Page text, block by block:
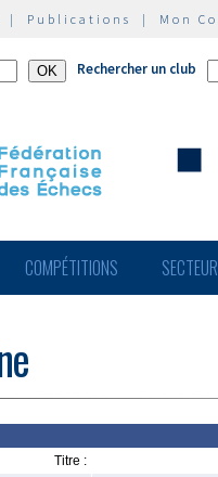
| Publications | Mon
Rechercher un club
COMPÉTITIONS
Titre :